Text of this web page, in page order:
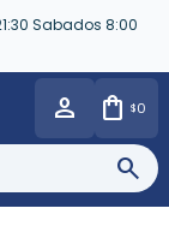
Sabados 8:00
$0